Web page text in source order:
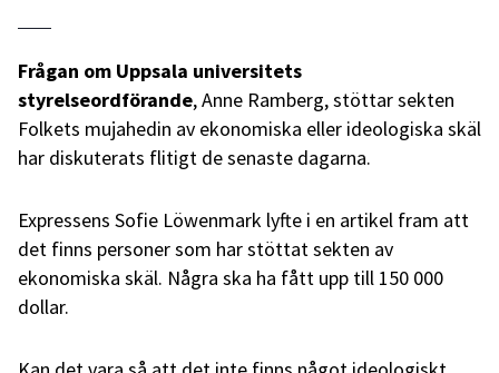
Frågan om Uppsala universitets
styrelseordförande, Anne Ramberg, stöttar sekten
Folkets mujahedin av ekonomiska eller ideologiska skäl
har diskuterats flitigt de senaste dagarna.
Expressens Sofie Löwenmark lyfte i en artikel fram att
det finns personer som har stöttat sekten av
ekonomiska skäl. Några ska ha fått upp till 150 000
dollar.